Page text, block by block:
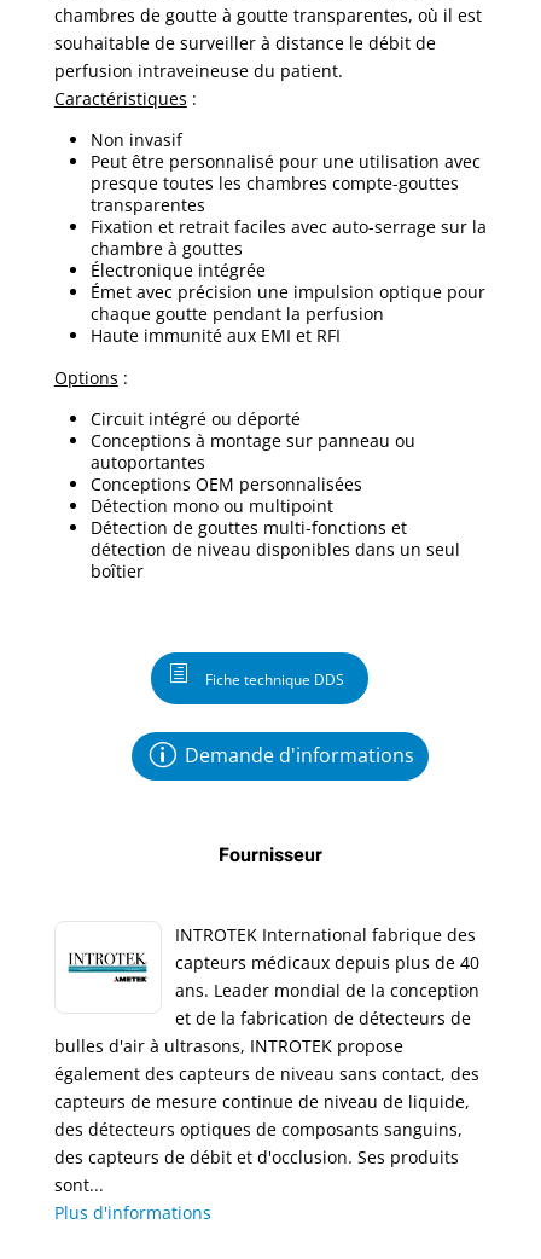
chambres de goutte à goutte transparentes, où il est
souhaitable de surveiller à distance le débit de
perfusion intraveineuse du patient.
Caractéristiques :
Non invasif
Peut être personnalisé pour une utilisation avec
presque toutes les chambres compte-gouttes
transparentes
Fixation et retrait faciles avec auto-serrage sur la
chambre à gouttes
Électronique intégrée
Émet avec précision une impulsion optique pour
chaque goutte pendant la perfusion
Haute immunité aux EMI et RFI
Options :
Circuit intégré ou déporté
Conceptions à montage sur panneau ou
autoportantes
Conceptions OEM personnalisées
Détection mono ou multipoint
Détection de gouttes multi-fonctions et
détection de niveau disponibles dans un seul
boîtier
Fiche technique DDS
Demande d'informations
Fournisseur
INTROTEK International fabrique des
capteurs médicaux depuis plus de 40
ans. Leader mondial de la conception
et de la fabrication de détecteurs de
bulles d'air à ultrasons, INTROTEK propose
également des capteurs de niveau sans contact, des
capteurs de mesure continue de niveau de liquide,
des détecteurs optiques de composants sanguins,
des capteurs de débit et d'occlusion. Ses produits
sont...
Plus d'informations